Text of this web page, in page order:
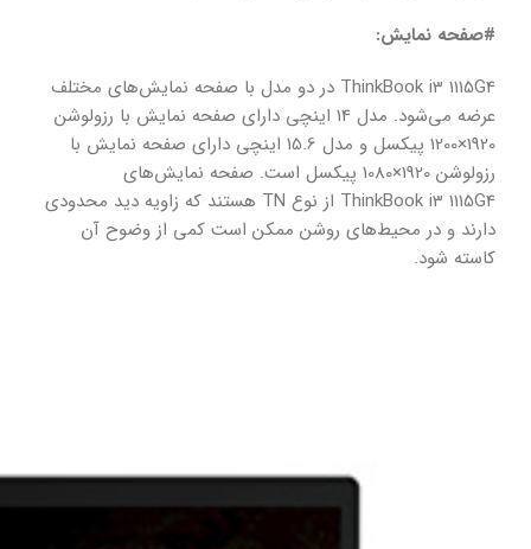
#صفحه نمایش:
ThinkBook i3 1115G4 در دو مدل با صفحه نمایش‌های مختلف
عرضه می‌شود. مدل 14 اینچی دارای صفحه نمایش با رزولوشن
1920×1200 پیکسل و مدل 15.6 اینچی دارای صفحه نمایش با
رزولوشن 1920×1080 پیکسل است. صفحه نمایش‌های
ThinkBook i3 1115G4 از نوع TN هستند که زاویه دید محدودی
دارند و در محیط‌های روشن ممکن است کمی از وضوح آن
کاسته شود.